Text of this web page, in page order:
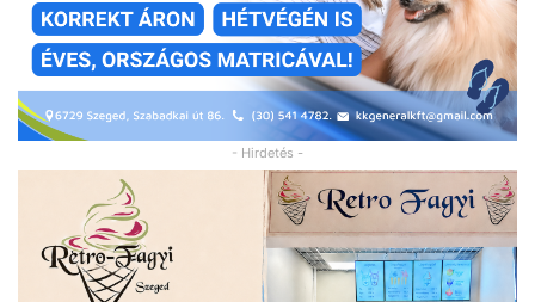
- Hirdetés -